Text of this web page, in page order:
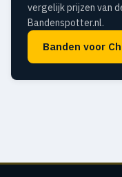
vergelijk prijzen van
Bandenspotter.nl.
Banden voor